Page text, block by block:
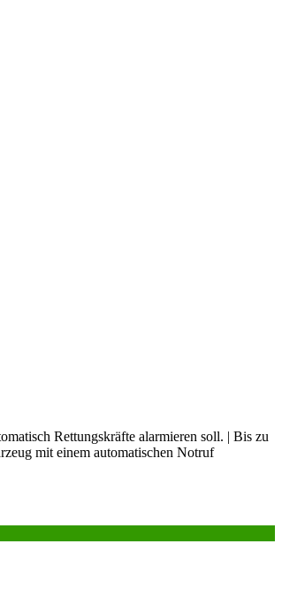
Rettungskräfte alarmieren soll. | Bis zu
mit einem automatischen Notruf